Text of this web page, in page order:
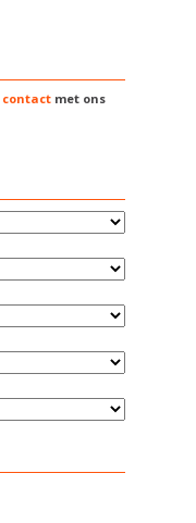
contact met ons